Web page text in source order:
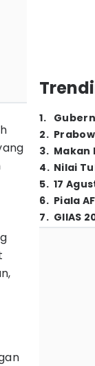
1.
2.
3. Makan
4. Nilai
5. 17
6. Piala
7. GIIAS